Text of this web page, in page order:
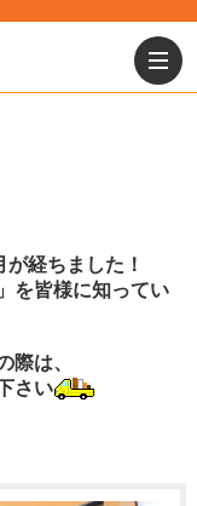
経ちました！
を皆様に知ってい
際は、
さい